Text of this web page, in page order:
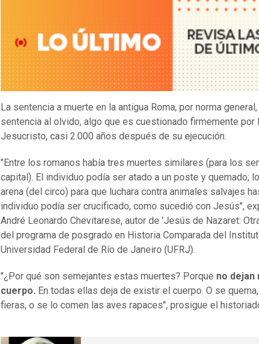
La sentencia a muerte en la antigua Roma, por norma
sentencia al olvido, algo que es cuestionado firmemente por
Jesucristo, casi 2.000 años después de su ejecución.
"Entre los romanos había tres muertes similares (para los
capital). El individuo podía ser atado a un poste y quemado;
arena (del circo) para que luchara contra animales salvajes
individuo podía ser crucificado, como sucedió con Jesús",
André Leonardo Chevitarese, autor de 'Jesús de Nazaret:
del programa de posgrado en Historia Comparada del
Universidad Federal de Río de Janeiro (UFRJ).
"¿Por qué son semejantes estas muertes? Porque no dejan
cuerpo. En todas ellas deja de existir el cuerpo. O se
fieras, o se lo comen las aves rapaces", prosigue el